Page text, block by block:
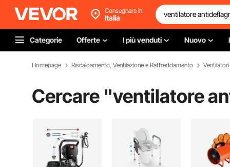
Consegnare in
Italia
Categorie Offerte I più venduti Nuovo
Homepage Riscaldamento, Ventilazione e Raffreddamento Ventilatori
Cercare "ventilatore